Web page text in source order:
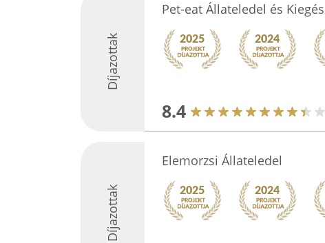
Díjazottak
Pet-eat Állateledel és
8.4
Díjazottak
Elemorzsi Állateledel